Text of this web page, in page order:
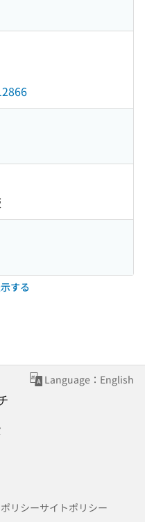
する
Language：English
リシーサイトポリシー